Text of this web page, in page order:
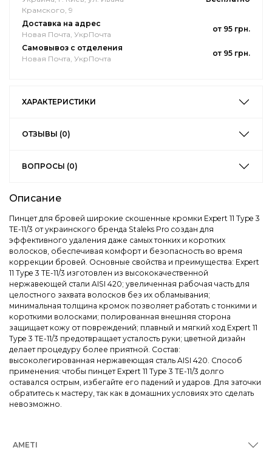
Крамского, 9
Доставка на адрес
Новая Почта, УкрПочта
от 95 грн.
Самовывоз с отделения
Новая Почта, УкрПочта
от 95 грн.
ХАРАКТЕРИСТИКИ
ОТЗЫВЫ (0)
ВОПРОСЫ (0)
Описание
Пинцет для бровей широкие скошенные кромки Expert 11 Type 3
ТЕ-11/3 от украинского бренда Staleks Pro создан для
эффективного удаления даже самых тонких и коротких
волосков, обеспечивая комфорт и безопасность во время
коррекции бровей. Основные свойства и преимущества: Expert
11 Type 3 ТЕ-11/3 изготовлен из высококачественной
нержавеющей стали AISI 420; увеличенная рабочая часть для
целостного захвата волосков без их обламывания;
минимальная толщина кромок позволяет работать с тонкими и
короткими волосками; полированная внешняя сторона
защищает кожу от повреждений; плавный и мягкий ход Expert 11
Type 3 ТЕ-11/3 предотвращает усталость руки; цветной дизайн
делает процедуру более приятной. Состав:
высоколегированная нержавеющая сталь AISI 420. Способ
применения: чтобы пинцет Expert 11 Type 3 ТЕ-11/3 долго
оставался острым, избегайте его падений и ударов. Для заточки
обратитесь к мастеру, так как в домашних условиях это сделать
невозможно.
AMETI